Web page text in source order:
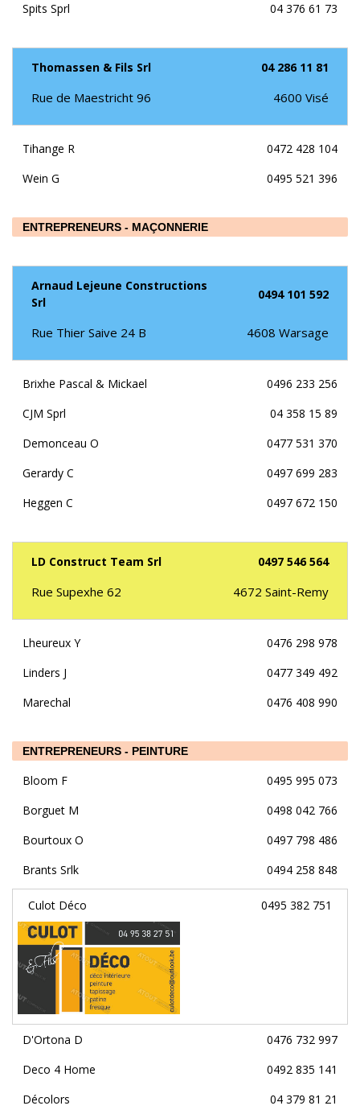
Spits Sprl
04 376 61 73
Thomassen & Fils Srl 04 286 11 81
Rue de Maestricht 96 4600 Visé
Tihange R
0472 428 104
Wein G
0495 521 396
ENTREPRENEURS - MAÇONNERIE
Arnaud Lejeune Constructions
Srl
0494 101 592
Rue Thier Saive 24 B 4608 Warsage
Brixhe Pascal & Mickael
0496 233 256
CJM Sprl
04 358 15 89
Demonceau O
0477 531 370
Gerardy C
0497 699 283
Heggen C
0497 672 150
LD Construct Team Srl 0497 546 564
Rue Supexhe 62 4672 Saint-Remy
Lheureux Y
0476 298 978
Linders J
0477 349 492
Marechal
0476 408 990
ENTREPRENEURS - PEINTURE
Bloom F
0495 995 073
Borguet M
0498 042 766
Bourtoux O
0497 798 486
Brants Srlk
0494 258 848
Culot Déco 0495 382 751
D'Ortona D
0476 732 997
Deco 4 Home
0492 835 141
Décolors
04 379 81 21